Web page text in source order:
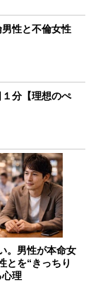
性と不倫女性
分【理想のぺ
。男性が本命女
とを“きっちり
心理